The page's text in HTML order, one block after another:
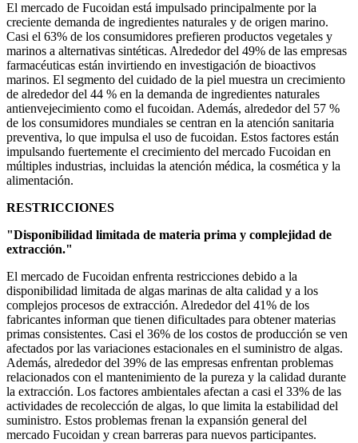
El mercado de Fucoidan está impulsado principalmente por la
creciente demanda de ingredientes naturales y de origen marino.
Casi el 63% de los consumidores prefieren productos vegetales y
marinos a alternativas sintéticas. Alrededor del 49% de las empresas
farmacéuticas están invirtiendo en investigación de bioactivos
marinos. El segmento del cuidado de la piel muestra un crecimiento
de alrededor del 44 % en la demanda de ingredientes naturales
antienvejecimiento como el fucoidan. Además, alrededor del 57 %
de los consumidores mundiales se centran en la atención sanitaria
preventiva, lo que impulsa el uso de fucoidan. Estos factores están
impulsando fuertemente el crecimiento del mercado Fucoidan en
múltiples industrias, incluidas la atención médica, la cosmética y la
alimentación.
RESTRICCIONES
"Disponibilidad limitada de materia prima y complejidad de
extracción."
El mercado de Fucoidan enfrenta restricciones debido a la
disponibilidad limitada de algas marinas de alta calidad y a los
complejos procesos de extracción. Alrededor del 41% de los
fabricantes informan que tienen dificultades para obtener materias
primas consistentes. Casi el 36% de los costos de producción se ven
afectados por las variaciones estacionales en el suministro de algas.
Además, alrededor del 39% de las empresas enfrentan problemas
relacionados con el mantenimiento de la pureza y la calidad durante
la extracción. Los factores ambientales afectan a casi el 33% de las
actividades de recolección de algas, lo que limita la estabilidad del
suministro. Estos problemas frenan la expansión general del
mercado Fucoidan y crean barreras para nuevos participantes.